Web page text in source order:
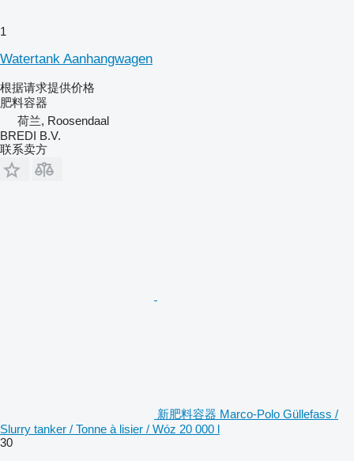
1
Watertank Aanhangwagen
根据请求提供价格
肥料容器
荷兰, Roosendaal
BREDI B.V.
联系卖方
新肥料容器 Marco-Polo Güllefass /
Slurry tanker / Tonne à lisier / Wóz 20 000 l
30